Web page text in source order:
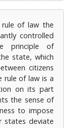
πολιτικού
των
έννοια της
κρίκος σε όλα
απαραίτητη
αποτελεί
ήδη από το
μέχρι και
στην ΕΕ
of law the
controlled
principle of
state, which
citizens
rule of law is a
on its part
the sense of
to impose
states deviate